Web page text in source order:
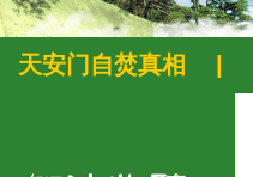
天安门自焚真相